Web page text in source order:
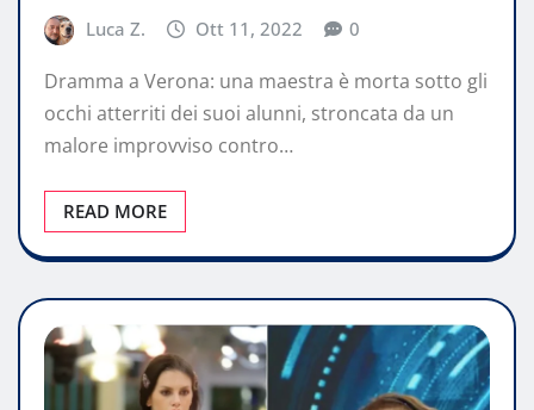
Luca Z. Ott 11, 2022 0
Dramma a Verona: una maestra è morta sotto gli
occhi atterriti dei suoi alunni, stroncata da un
malore improvviso contro…
READ MORE